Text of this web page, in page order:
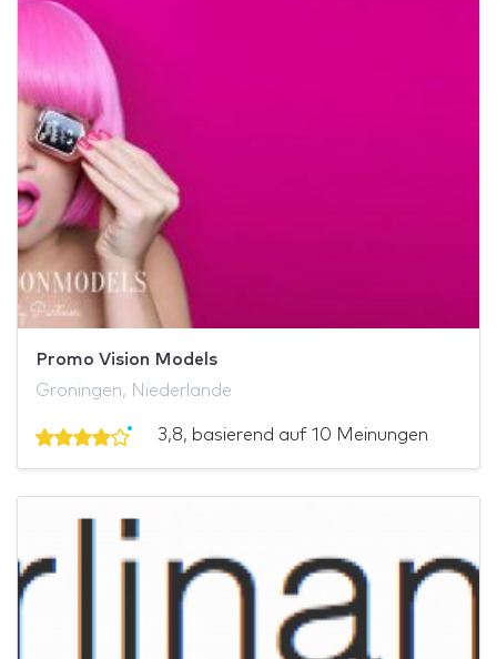
Promo Vision Models
Groningen, Niederlande
3,8, basierend auf 10 Meinungen